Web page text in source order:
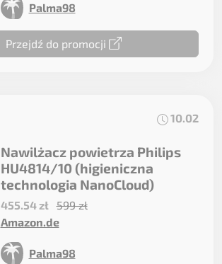
Palma98
Przejdź do promocji
10.02
Nawilżacz powietrza Philips
HU4814/10 (higieniczna
technologia NanoCloud)
455.54 zł
599 zł
Amazon.de
Palma98